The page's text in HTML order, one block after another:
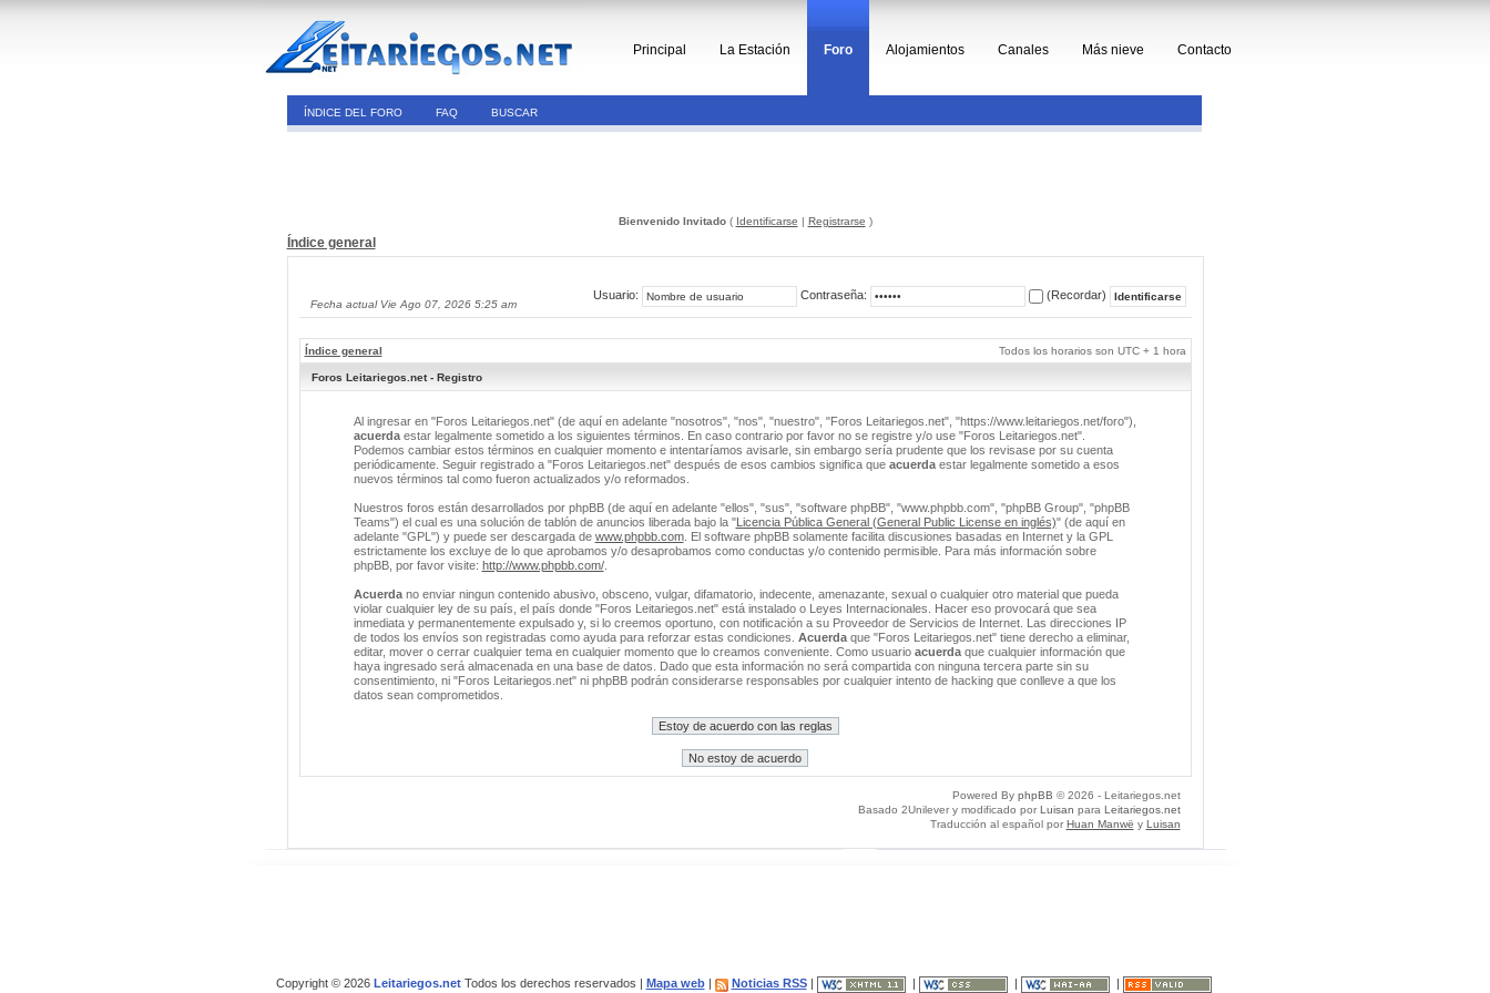
Principal La Estación Foro Alojamientos Canales Más nieve Contacto
ÍNDICE DEL FORO FAQ BUSCAR
Bienvenido Invitado( Identificarse | Registrarse )
Índice general
Fecha actual Vie Ago 07, 2026 5:25 am
Usuario: Contraseña: (Recordar)
Índice general Todos los horarios son UTC + 1 hora
Foros Leitariegos.net - Registro
Al ingresar en "Foros Leitariegos.net" (de aquí en adelante "nosotros", "nos", "nuestro", "Foros Leitariegos.net", "https://www.leitariegos.net/foro"),
acuerdaestar legalmente sometido a los siguientes términos. En caso contrario por favor no se registre y/o use "Foros Leitariegos.net".
Podemos cambiar estos términos en cualquier momento e intentaríamos avisarle, sin embargo sería prudente que los revisase por su cuenta
periódicamente. Seguir registrado a "Foros Leitariegos.net" después de esos cambios significa que acuerdaestar legalmente sometido a esos
nuevos términos tal como fueron actualizados y/o reformados.
Nuestros foros están desarrollados por phpBB (de aquí en adelante "ellos", "sus", "software phpBB", "www.phpbb.com", "phpBB Group", "phpBB
Teams") el cual es una solución de tablón de anuncios liberada bajo la "Licencia Pública General (General Public License en inglés)" (de aquí en
adelante "GPL") y puede ser descargada de www.phpbb.com. El software phpBB solamente facilita discusiones basadas en Internet y la GPL
estrictamente los excluye de lo que aprobamos y/o desaprobamos como conductas y/o contenido permisible. Para más información sobre
phpBB, por favor visite: http://www.phpbb.com/.
Acuerdano enviar ningun contenido abusivo, obsceno, vulgar, difamatorio, indecente, amenazante, sexual o cualquier otro material que pueda
violar cualquier ley de su país, el país donde "Foros Leitariegos.net" está instalado o Leyes Internacionales. Hacer eso provocará que sea
inmediata y permanentemente expulsado y, si lo creemos oportuno, con notificación a su Proveedor de Servicios de Internet. Las direcciones IP
de todos los envíos son registradas como ayuda para reforzar estas condiciones. Acuerdaque "Foros Leitariegos.net" tiene derecho a eliminar,
editar, mover o cerrar cualquier tema en cualquier momento que lo creamos conveniente. Como usuario acuerdaque cualquier información que
haya ingresado será almacenada en una base de datos. Dado que esta información no será compartida con ninguna tercera parte sin su
consentimiento, ni "Foros Leitariegos.net" ni phpBB podrán considerarse responsables por cualquier intento de hacking que conlleve a que los
datos sean comprometidos.
Powered By phpBB © 2026 - Leitariegos.net
Basado 2Unilever y modificado por Luisan para Leitariegos.net
Traducción al español por Huan Manwë y Luisan
Copyright © 2026 Leitariegos.netTodos los derechos reservados | Mapa web| Noticias RSS|